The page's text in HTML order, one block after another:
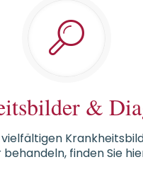
&
behandeln, finden Sie